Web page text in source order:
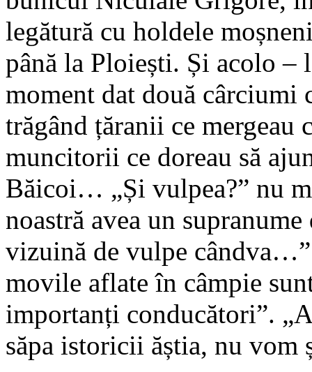
legătură cu holdele
până la Ploiești. Și acolo
moment dat două cârciumi
trăgând țăranii ce mergeau
muncitorii ce doreau să
Băicoi… „Și vulpea?” nu
noastră avea un
vizuină de vulpe
movile aflate în câmpie
importanți conducători”.
săpa istoricii ăștia, nu